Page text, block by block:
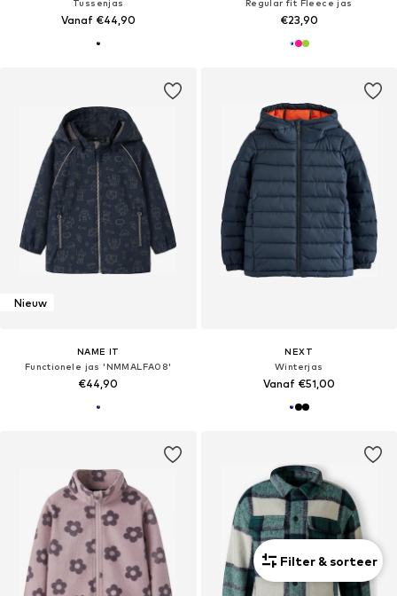
Tussenjas
Vanaf €44,90
Regular fit Fleece jas
€23,90
Nieuw
NAME IT
Functionele jas 'NMMALFA08'
€44,90
NEXT
Winterjas
Vanaf €51,00
Filter & sorteer